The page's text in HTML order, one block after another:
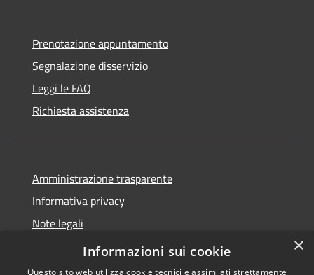
Prenotazione appuntamento
Segnalazione disservizio
Leggi le FAQ
Richiesta assistenza
Amministrazione trasparente
Informativa privacy
Note legali
Dichiarazione di accessibilità
×
Informazioni sui cookie
Questo sito web utilizza cookie tecnici e assimilati strettamente